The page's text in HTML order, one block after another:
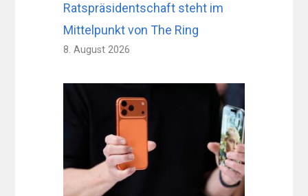
Ratspräsidentschaft steht im
Mittelpunkt von The Ring
8. August 2026